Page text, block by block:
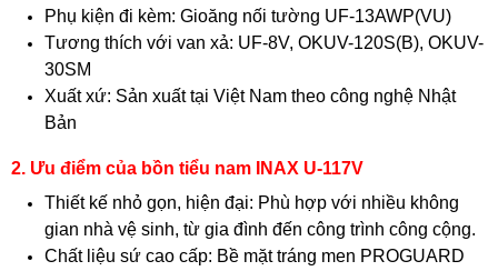
Phụ kiện đi kèm: Gioăng nối tường UF-13AWP(VU)
Tương thích với van xả: UF-8V, OKUV-120S(B), OKUV-
30SM
Xuất xứ: Sản xuất tại Việt Nam theo công nghệ Nhật
Bản
2. Ưu điểm của bồn tiểu nam INAX U-117V
Thiết kế nhỏ gọn, hiện đại: Phù hợp với nhiều không
gian nhà vệ sinh, từ gia đình đến công trình công cộng.
Chất liệu sứ cao cấp: Bề mặt tráng men PROGUARD